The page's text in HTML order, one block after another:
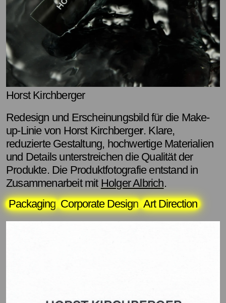
Horst Kirchberger
Redesign und Erscheinungsbild für die Make-
up-Linie von Horst Kirchberger. Klare,
reduzierte Gestaltung, hochwertige Materialien
und Details unterstreichen die Qualität der
Produkte. Die Produktfotografie entstand in
Zusammenarbeit mit Holger Albrich.
Packaging Corporate Design Art Direction